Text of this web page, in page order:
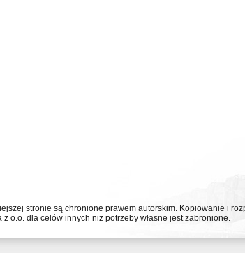
stronie są chronione prawem autorskim. Kopiowanie i
z o.o. dla celów innych niż potrzeby własne jest zabronione.